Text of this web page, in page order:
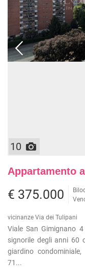
10
Appartamento
€ 375.000
vicinanze Via dei Tulipani
Viale San Gimignano
signorile degli anni 60
giardino
71...